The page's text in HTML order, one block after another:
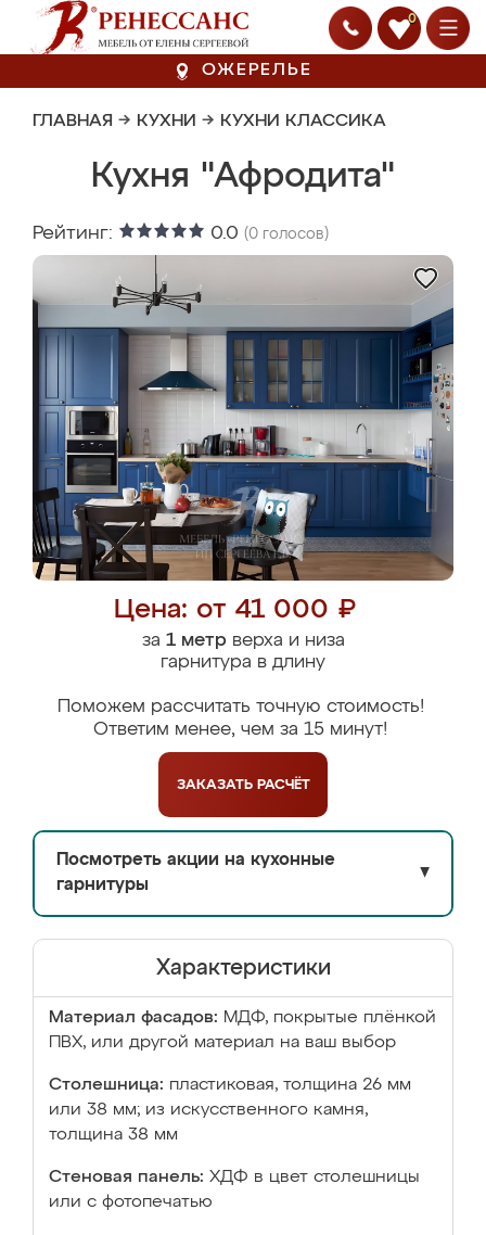
0
ОЖЕРЕЛЬЕ
ГЛАВНАЯ → КУХНИ → КУХНИ КЛАССИКА
Кухня "Афродита"
Рейтинг: 0.0 (0 голосов)
Цена: от 41 000 ₽
за 1 метрверха и низа
гарнитура в длину
Поможем рассчитать точную стоимость!
Ответим менее, чем за 15 минут!
ЗАКАЗАТЬ РАСЧЁТ
Посмотреть акции на кухонные
гарнитуры
▼
Характеристики
Материал фасадов: МДФ, покрытые плёнкой
ПВХ, или другой материал на ваш выбор
Столешница: пластиковая, толщина 26 мм
или 38 мм; из искусственного камня,
толщина 38 мм
Стеновая панель: ХДФ в цвет столешницы
или с фотопечатью